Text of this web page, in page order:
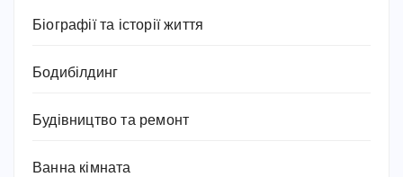
Біографії та історії життя
Бодибілдинг
Будівництво та ремонт
Ванна кімната